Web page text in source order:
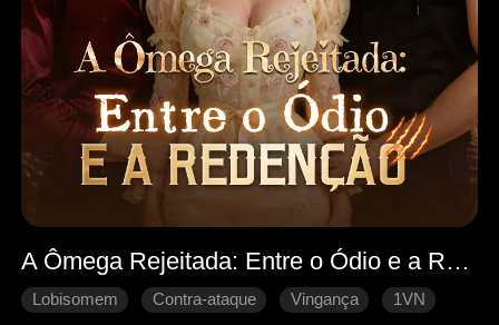
A Ômega Rejeitada: Entre o Ódio e a Redenção
Lobisomem Contra-ataque Vingança
1VN